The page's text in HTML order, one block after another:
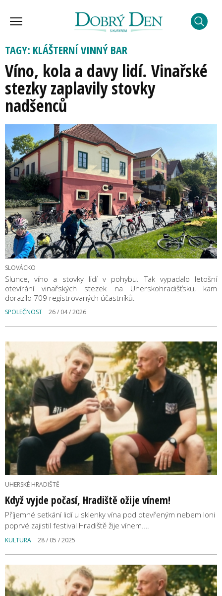
TAGY: KLÁŠTERNÍ VINNÝ BAR
Víno, kola a davy lidí. Vinařské
stezky zaplavily stovky
nadšenců
SLOVÁCKO
Slunce, víno a stovky lidí v pohybu. Tak vypadalo letošní
otevírání vinařských stezek na Uherskohradišťsku, kam
dorazilo 709 registrovaných účastníků.
SPOLEČNOST 26 / 04 / 2026
UHERSKÉ HRADIŠTĚ
Když vyjde počasí, Hradiště ožije vínem!
Příjemné setkání lidí u sklenky vína pod otevřeným nebem loni
poprvé zajistil festival Hradiště žije vínem.…
KULTURA 28 / 05 / 2025